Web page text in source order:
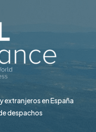
extranjeros en España
despachos